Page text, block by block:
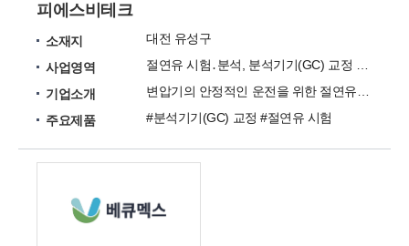
피에스비테크
소재지
대전 유성구
사업영역
기업소개
주요제품
#분석기기(GC) 교정 #절연유 시험